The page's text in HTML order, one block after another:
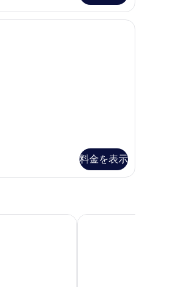
設備、WiFi (無料)
高級寝具、セレクト コンフォート製ベッド
料金を表示
テル モクシー ロンドン ピ